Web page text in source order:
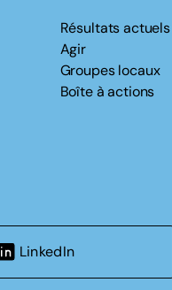
Résultats actuels
Agir
Groupes locaux
Boîte à actions
LinkedIn